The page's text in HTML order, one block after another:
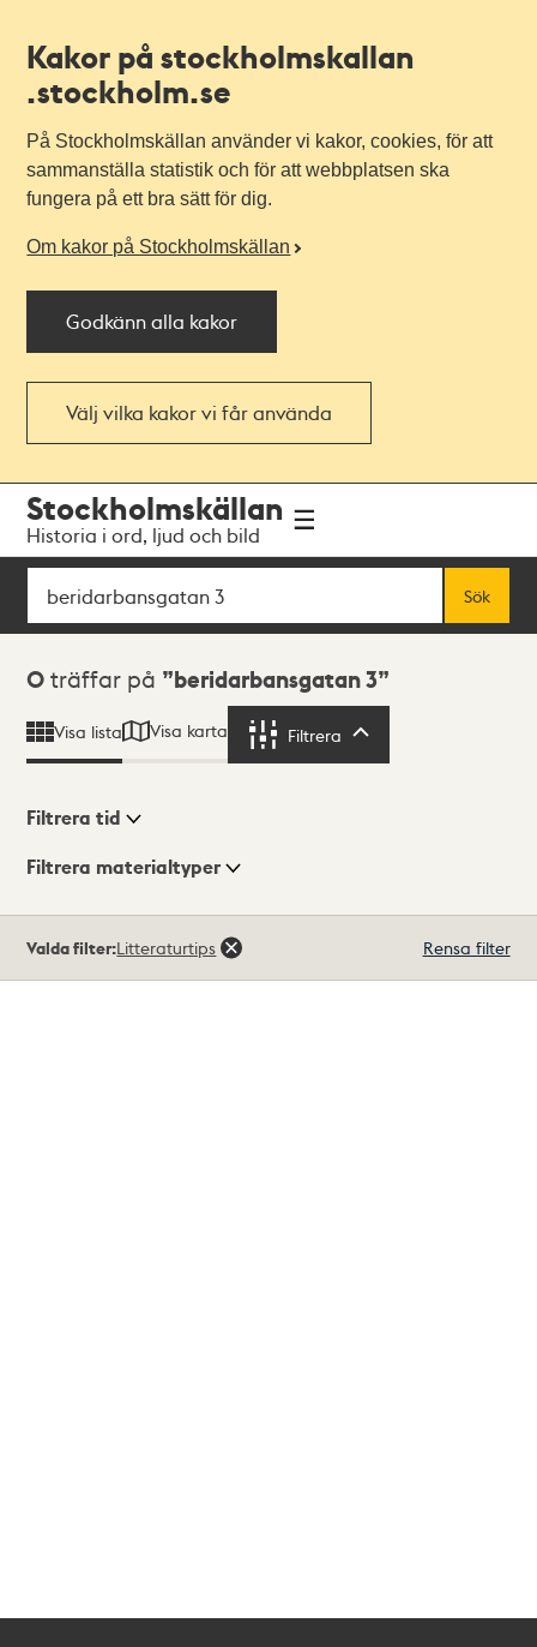
Kakor på stockholmskallan
.stockholm.se
På Stockholmskällan använder vi kakor, cookies, för att
sammanställa statistik och för att webbplatsen ska
fungera på ett bra sätt för dig.
Om kakor på Stockholmskällan
Godkänn alla kakor
Välj vilka kakor vi får använda
navigationen
huvudinnehållet
Stockholmskällan
Historia i ord, ljud och bild
Sök
Sök
Sökresultat
0 träffar på beridarbansgatan 3
Visa lista Visa karta Filtrera
Visningsläge
Filtrera tid
Filtrera materialtyper
träffar
Valda filter:Litteraturtips Rensa filter